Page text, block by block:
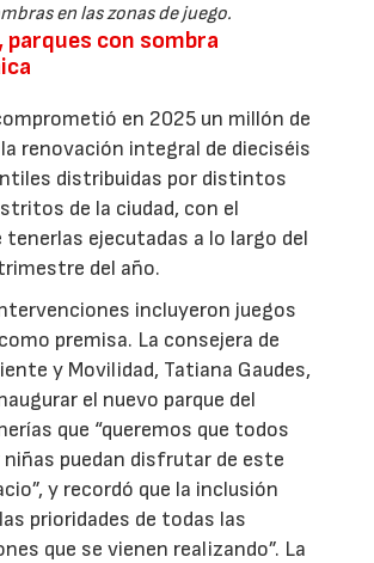
en las zonas de juego.
parques con sombra
en 2025 un millón de
renovación integral de dieciséis
distribuidas por distintos
de la ciudad, con el
tenerlas ejecutadas a lo largo del
del año.
incluyeron juegos
premisa. La consejera de
y Movilidad, Tatiana Gaudes,
el nuevo parque del
que “queremos que todos
puedan disfrutar de este
y recordó que la inclusión
prioridades de todas las
que se vienen realizando”. La